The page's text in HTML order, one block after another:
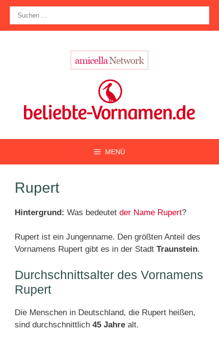
Zum
Inhalt
springen
nach:
MENÜ
Rupert
Hintergrund: Was bedeutet der Name Rupert?
Rupert ist ein Jungenname. Den größten Anteil des
Vornamens Rupert gibt es in der Stadt Traunstein.
Durchschnittsalter des Vornamens
Rupert
Die Menschen in Deutschland, die Rupert heißen,
sind durchschnittlich 45 Jahre alt.